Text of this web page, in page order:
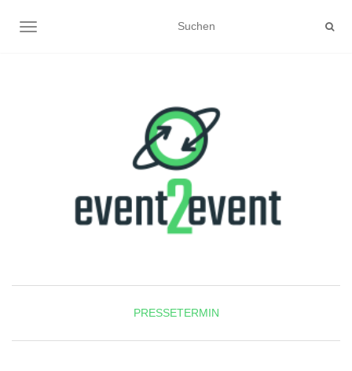
NAVIGATION UMSCHALTEN
PRESSETERMIN